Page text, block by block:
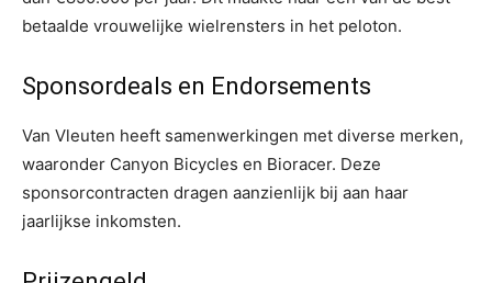
betaalde vrouwelijke wielrensters in het peloton.
Sponsordeals en Endorsements
Van Vleuten heeft samenwerkingen met diverse merken,
waaronder Canyon Bicycles en Bioracer. Deze
sponsorcontracten dragen aanzienlijk bij aan haar
jaarlijkse inkomsten.